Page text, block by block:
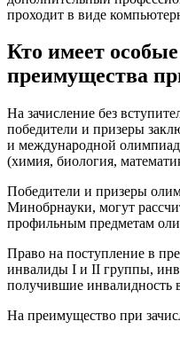
проходит в виде
Кто имеет
преимущества
На зачисление без
победители и призеры
и международной
(химия, биология,
Победители и призеры
Минобрнауки, могут
профильным предметам
Право на поступление в
инвалиды I и II группы,
получившие инвалидность
На преимущество при